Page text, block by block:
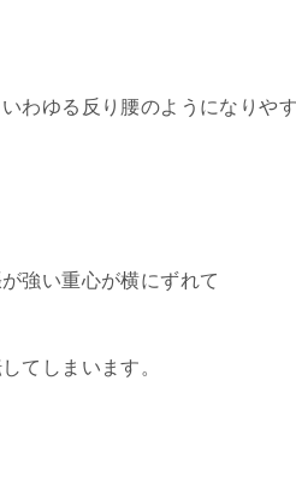
わゆる反り腰のようになりやす
強い重心が横にずれて
てしまいます。